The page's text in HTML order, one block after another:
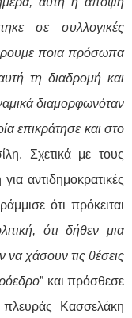
σε συλλογικές
ποια πρόσωπα
τη διαδρομή και
διαμορφωνόταν
επικράτησε και στο
Σχετικά με τους
αντιδημοκρατικές
ότι πρόκειται
ότι δήθεν μια
χάσουν τις θέσεις
” και πρόσθεσε
πλευράς Κασσελάκη